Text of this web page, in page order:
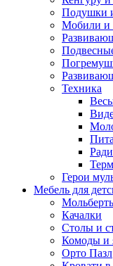
Подушки
Мобили и
Техника
Герои
Мебель для
Качалки
Столы и
Комоды и
Орто Пазл